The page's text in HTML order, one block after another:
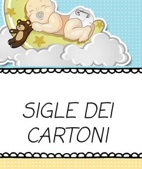
SIGLE DEI
CARTONI